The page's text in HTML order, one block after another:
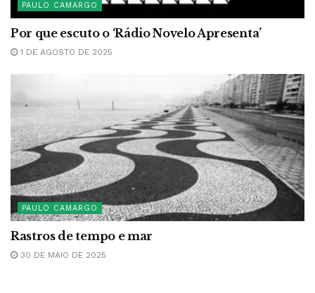
PAULO CAMARGO
Por que escuto o ‘Rádio Novelo Apresenta’
1 DE AGOSTO DE 2025
PAULO CAMARGO
Rastros de tempo e mar
30 DE MAIO DE 2025